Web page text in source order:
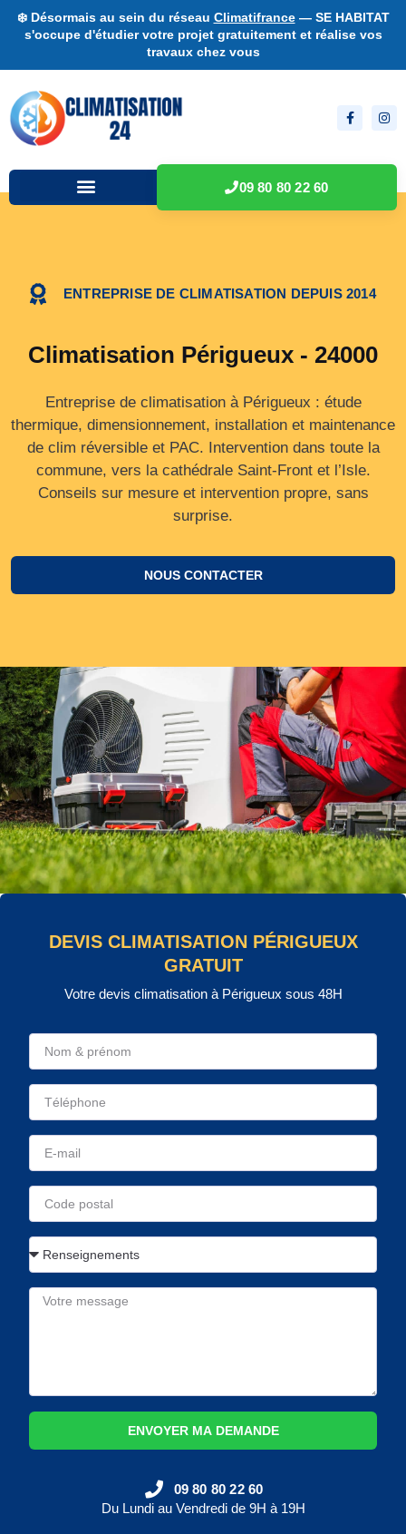
❄️ Désormais au sein du réseau Climatifrance— SE HABITAT
s'occupe d'étudier votre projet gratuitement et réalise vos
travaux chez vous
09 80 80 22 60
ENTREPRISE DE CLIMATISATION DEPUIS 2014
Climatisation Périgueux - 24000
Entreprise de climatisation à Périgueux : étude
thermique, dimensionnement, installation et maintenance
de clim réversible et PAC. Intervention dans toute la
commune, vers la cathédrale Saint‑Front et l’Isle.
Conseils sur mesure et intervention propre, sans
surprise.
NOUS CONTACTER
DEVIS CLIMATISATION PÉRIGUEUX
GRATUIT
Votre devis climatisation à Périgueux sous 48H
ENVOYER MA DEMANDE
09 80 80 22 60
Du Lundi au Vendredi de 9H à 19H